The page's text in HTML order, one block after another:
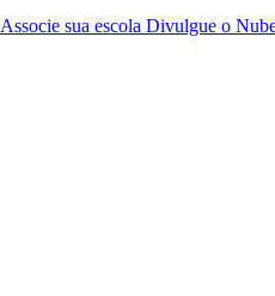
Associe sua escola Divulgue o